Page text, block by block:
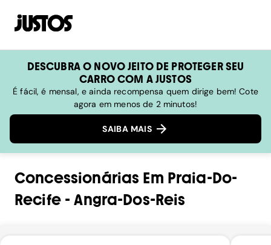
DESCUBRA O NOVO JEITO DE PROTEGER SEU
CARRO COM A JUSTOS
É fácil, é mensal, e ainda recompensa quem dirige bem! Cote
agora em menos de 2 minutos!
SAIBA MAIS
Concessionárias Em Praia-Do-
Recife-Angra-Dos-Reis